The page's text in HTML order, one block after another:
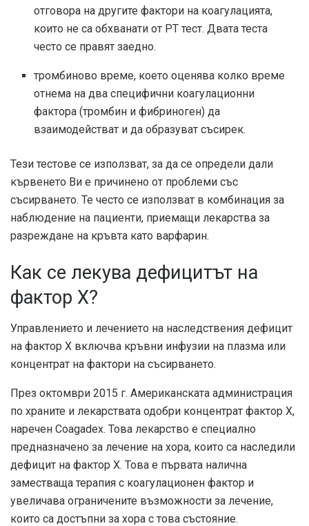
отговора на другите фактори на коагулацията,
които не са обхванати от PT тест. Двата теста
често се правят заедно.
тромбиново време, което оценява колко време
отнема на два специфични коагулационни
фактора (тромбин и фибриноген) да
взаимодействат и да образуват съсирек.
Тези тестове се използват, за да се определи дали
кървенето Ви е причинено от проблеми със
съсирването. Те често се използват в комбинация за
наблюдение на пациенти, приемащи лекарства за
разреждане на кръвта като варфарин.
Как се лекува дефицитът на
фактор X?
Управлението и лечението на наследствения дефицит
на фактор X включва кръвни инфузии на плазма или
концентрат на фактори на съсирването.
През октомври 2015 г. Американската администрация
по храните и лекарствата одобри концентрат фактор X,
наречен Coagadex. Това лекарство е специално
предназначено за лечение на хора, които са наследили
дефицит на фактор X. Това е първата налична
заместваща терапия с коагулационен фактор и
увеличава ограничените възможности за лечение,
които са достъпни за хора с това състояние.